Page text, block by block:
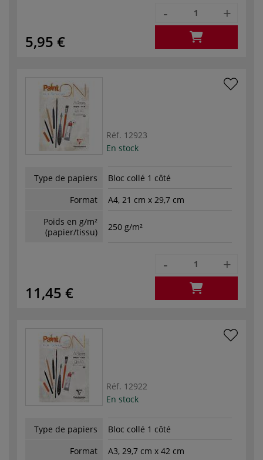
5,95 €
- +
Réf. 12923
En stock
Type de papiers
Bloc collé 1 côté
Format
A4, 21 cm x 29,7 cm
Poids en g/m²
(papier/tissu)
250 g/m²
11,45 €
- +
Réf. 12922
En stock
Type de papiers
Bloc collé 1 côté
Format
A3, 29,7 cm x 42 cm